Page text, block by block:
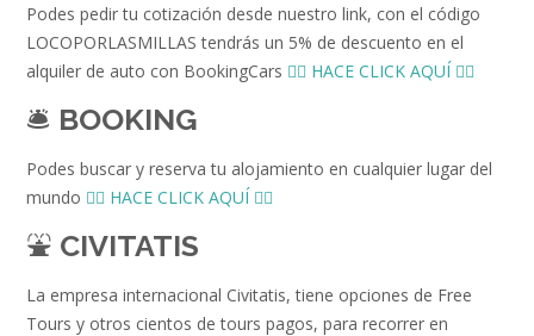
Podes pedir tu cotización desde nuestro link, con el código
LOCOPORLASMILLAS tendrás un 5% de descuento en el
alquiler de auto con BookingCars 👉🏻 HACE CLICK AQUÍ 👈🏻
🛎️ BOOKING
Podes buscar y reserva tu alojamiento en cualquier lugar del
mundo 👉🏻 HACE CLICK AQUÍ 👈🏻
⛲️ CIVITATIS
La empresa internacional Civitatis, tiene opciones de Free
Tours y otros cientos de tours pagos, para recorrer en